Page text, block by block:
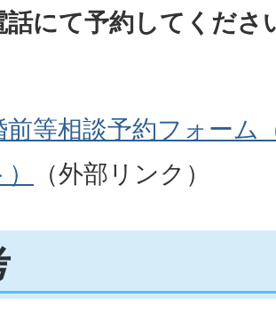
話にて予約してくださ
前等相談予約フォーム
（外部リンク）